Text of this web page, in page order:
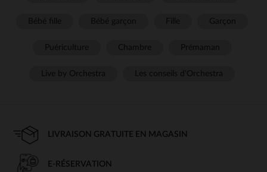
LIVRAISON GRATUITE EN MAGASIN
E-RÉSERVATION